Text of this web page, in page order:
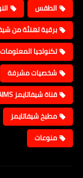
الطقس
برقية تهنئة من
تكنولجيا المعلومات
شخصيات مشرفة
قناة شيفاتايمز TV / SHEFATAIMS
مطبخ شيفاتايمز
منوعات